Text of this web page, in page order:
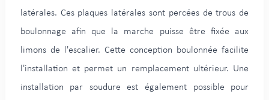
latérales. Ces plaques latérales sont percées de trous de
boulonnage afin que la marche puisse être fixée aux
limons de l'escalier. Cette conception boulonnée facilite
l'installation et permet un remplacement ultérieur. Une
installation par soudure est également possible pour